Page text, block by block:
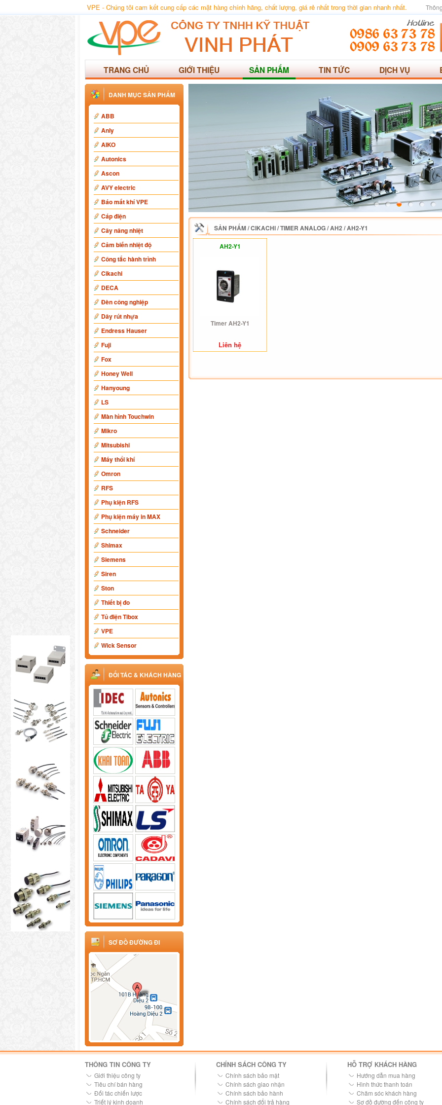
VPE - Chúng tôi cam kết cung cấp các mặt hàng chính hãng, chất lượng, giá rẻ nhất trong thời gian nhanh nhất.
TRANG CHỦ GIỚI THIỆU SẢN PHẨM TIN TỨC DỊCH VỤ
DANH MỤC SẢN PHẨM
ABB
Anly
AIKO
Autonics
Ascon
AVY electric
Báo mất khí VPE
Cáp điện
Cây nâng nhiệt
Cảm biến nhiệt độ
Công tắc hành trình
Cikachi
DECA
Đèn công nghiệp
Dây rút nhựa
Endress Hauser
Fuji
Fox
Honey Well
Hanyoung
LS
Màn hình Touchwin
Mikro
Mitsubishi
Máy thổi khí
Omron
RFS
Phụ kiện RFS
Phụ kiện máy in MAX
Schneider
Shimax
Siemens
Siren
Ston
Thiết bị đo
Tủ điện Tibox
VPE
Wick Sensor
ĐỐI TÁC & KHÁCH HÀNG
SƠ ĐỒ ĐƯỜNG ĐI
SẢN PHẨM/CIKACHI/TIMER ANALOG/AH2 /AH2-Y1
AH2-Y1
Timer AH2-Y1
Liên hệ
THÔNG TIN CÔNG TY
Giới thiệu công ty
Tiêu chí bán hàng
Đối tác chiến lược
Triết lý kinh doanh
CHÍNH SÁCH CÔNG TY
Chính sách bảo mật
Chính sách giao nhận
Chính sách bảo hành
Chính sách đổi trả hàng
HỖ TRỢ KHÁCH HÀNG
Hướng dẫn mua hàng
Hình thức thanh toán
Chăm sóc khách hàng
Sơ đồ đường đến công ty